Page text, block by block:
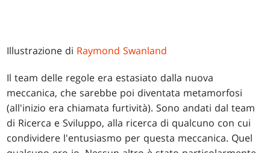
Illustrazione di Raymond Swanland
Il team delle regole era estasiato dalla nuova
meccanica, che sarebbe poi diventata metamorfosi
(all'inizio era chiamata furtività). Sono andati dal team
di Ricerca e Sviluppo, alla ricerca di qualcuno con cui
condividere l'entusiasmo per questa meccanica. Quel